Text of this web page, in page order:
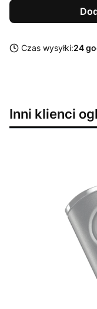
Czas wysyłki:24
Inni klienci